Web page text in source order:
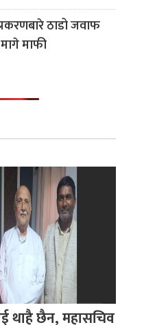
ठाडो जवाफ
माफी
थाहै छैन, महासचिव